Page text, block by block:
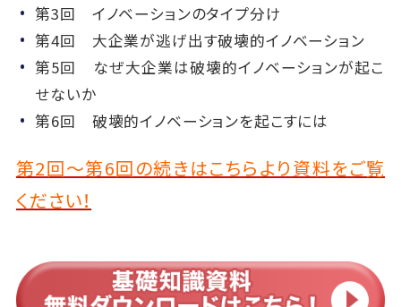
第3回 イノベーションのタイプ分け
第4回 大企業が逃げ出す破壊的イノベーション
第5回 なぜ大企業は破壊的イノベーションが起こ
せないか
第6回 破壊的イノベーションを起こすには
第2回～第6回の続きはこちらより資料をご覧
ください！